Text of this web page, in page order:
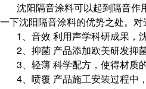
沈阳隔音涂料可以起到隔音作
一下沈阳隔音涂料的优势之处。对
1、音效 利用声学科研成果，
2、抑菌 产品添加欧美研发抑
3、轻薄 科学配方，使得材质
4、喷覆 产品施工安装过程中